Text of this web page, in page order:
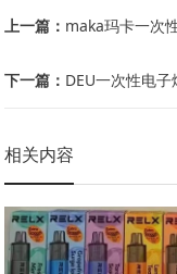
上一篇： maka玛卡一次
下一篇： DEU一次性电
相关内容